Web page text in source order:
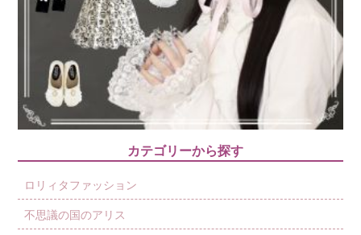
カテゴリーから探す
ロリィタファッション
不思議の国のアリス